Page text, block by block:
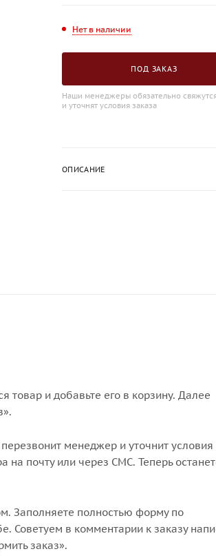
Нет в наличии
ПОД ЗАКАЗ
Наши менеджеры обязательно
и уточнят условия заказа
ОПИСАНИЕ
и добавьте его в корзину. Далее
менеджер и уточнит условия
почту или через СМС. Теперь
Заполняете полностью форму по
Советуем в комментарии к заказу
заказ».